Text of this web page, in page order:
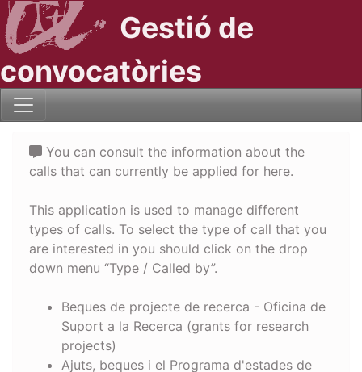
Gestió de
convocatòries
You can consult the information about the
calls that can currently be applied for here.
This application is used to manage different
types of calls. To select the type of call that you
are interested in you should click on the drop
down menu “Type / Called by”.
Beques de projecte de recerca - Oficina de
Suport a la Recerca (grants for research
projects)
Ajuts, beques i el Programa d'estades de